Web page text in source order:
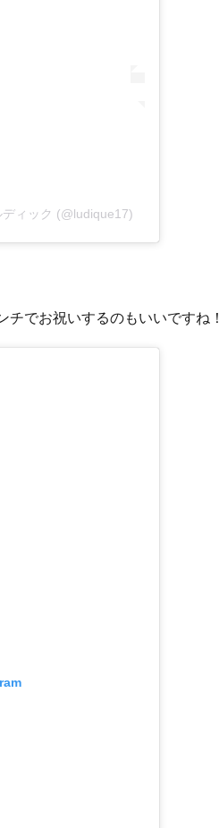
ィック (@ludique17)
でお祝いするのもいいですね！